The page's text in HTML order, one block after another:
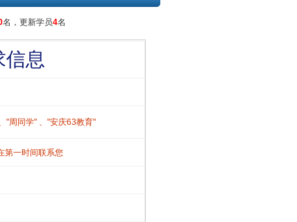
名，更新学员4名
信息
"周同学" 、"安庆63教育"
第一时间联系您